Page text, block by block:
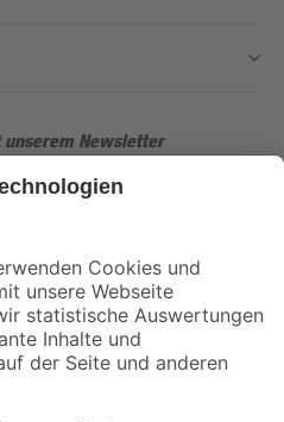
Newsletter
und Aktionen mehr verpassen!